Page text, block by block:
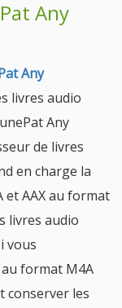
Any
Any
livres audio
Any
de livres
en charge la
et AAX au format
livres audio
vous
au format M4A
conserver les